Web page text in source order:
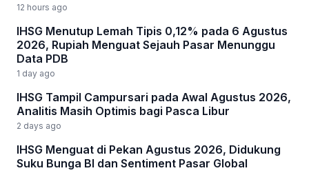
12 hours ago
IHSG Menutup Lemah Tipis 0,12% pada 6 Agustus
2026, Rupiah Menguat Sejauh Pasar Menunggu
Data PDB
1 day ago
IHSG Tampil Campursari pada Awal Agustus 2026,
Analitis Masih Optimis bagi Pasca Libur
2 days ago
IHSG Menguat di Pekan Agustus 2026, Didukung
Suku Bunga BI dan Sentiment Pasar Global